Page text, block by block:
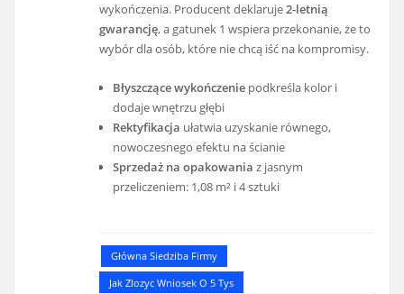
wykończenia. Producent deklaruje2-letnią
gwarancję, a gatunek 1 wspiera przekonanie, że to
wybór dla osób, które nie chcą iść na kompromisy.
Błyszczące wykończeniepodkreśla kolor i
dodaje wnętrzu głębi
Rektyfikacja ułatwia uzyskanie równego,
nowoczesnego efektu na ścianie
Sprzedaż na opakowania z jasnym
przeliczeniem: 1,08 m² i 4 sztuki
Główna Siedziba Firmy
Jak Zlozyc Wniosek O 5 Tys